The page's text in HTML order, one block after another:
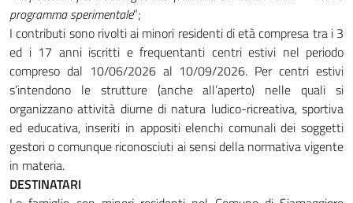
programma sperimentale”;
I contributi sono rivolti ai minori residenti di età compresa tra i 3
ed i 17 anni iscritti e frequentanti centri estivi nel periodo
compreso dal 10/06/2026 al 10/09/2026. Per centri estivi
s’intendono le strutture (anche all’aperto) nelle quali si
organizzano attività diurne di natura ludico-ricreativa, sportiva
ed educativa, inseriti in appositi elenchi comunali dei soggetti
gestori o comunque riconosciuti ai sensi della normativa vigente
in materia.
DESTINATARI